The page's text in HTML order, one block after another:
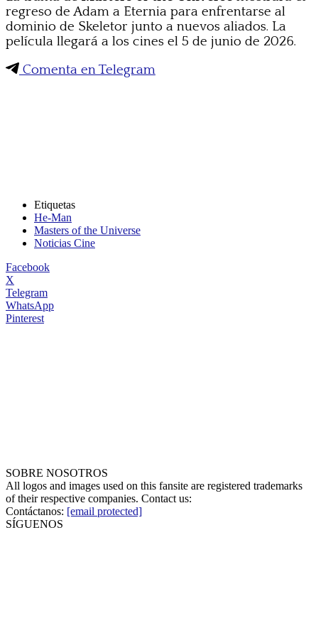
regreso de Adam a Eternia para enfrentarse al
dominio de Skeletor junto a nuevos aliados. La
película llegará a los cines el 5 de junio de 2026.
Comenta en Telegram
Etiquetas
He-Man
Masters of the Universe
Noticias Cine
Facebook
X
Telegram
WhatsApp
Pinterest
SOBRE NOSOTROS
All logos and images used on this fansite are registered trademarks
of their respective companies. Contact us:
Contáctanos: [email protected]
SÍGUENOS